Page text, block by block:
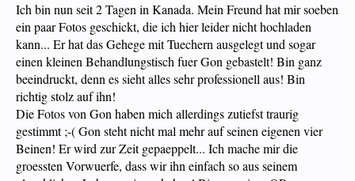
Ich bin nun seit 2 Tagen in Kanada. Mein Freund hat mir soeben
ein paar Fotos geschickt, die ich hier leider nicht hochladen
kann... Er hat das Gehege mit Tuechern ausgelegt und sogar
einen kleinen Behandlungstisch fuer Gon gebastelt! Bin ganz
beeindruckt, denn es sieht alles sehr professionell aus! Bin
richtig stolz auf ihn!
Die Fotos von Gon haben mich allerdings zutiefst traurig
gestimmt ;-( Gon steht nicht mal mehr auf seinen eigenen vier
Beinen! Er wird zur Zeit gepaeppelt... Ich mache mir die
groessten Vorwuerfe, dass wir ihn einfach so aus seinem